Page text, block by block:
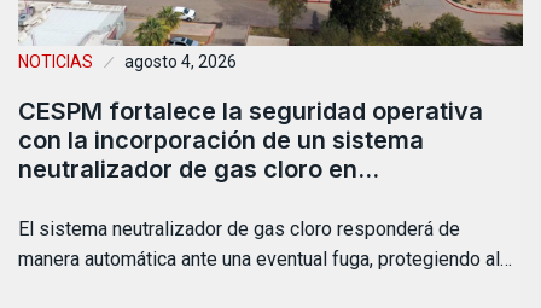
NOTICIAS agosto 4, 2026
CESPM fortalece la seguridad operativa
con la incorporación de un sistema
neutralizador de gas cloro en…
El sistema neutralizador de gas cloro responderá de
manera automática ante una eventual fuga, protegiendo al…